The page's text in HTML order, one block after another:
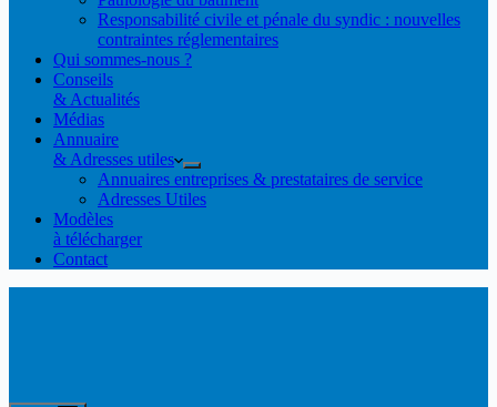
Responsabilité civile et pénale du syndic : nouvelles
contraintes réglementaires
Qui sommes-nous ?
Conseils
& Actualités
Médias
Annuaire
& Adresses utiles
Annuaires entreprises & prestataires de service
Adresses Utiles
Modèles
à télécharger
Contact